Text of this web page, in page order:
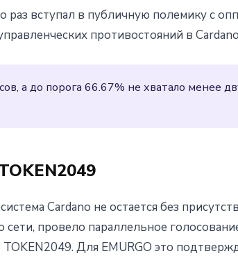
раз вступал в публичную полемику с
противостояний в
а до порога 66.67% не хватало менее
Cardano не остается без
провело параллельное
Для EMURGO это